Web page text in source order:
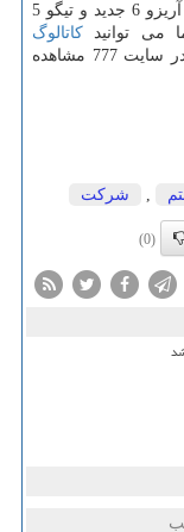
و برای برند چری 4 محصول آریزو 5 توربو ، آریزو 6 جدید و تیگو 5
می توانید کاتالوگ
را در سایت 777 مشاهده
, شركت
(0)